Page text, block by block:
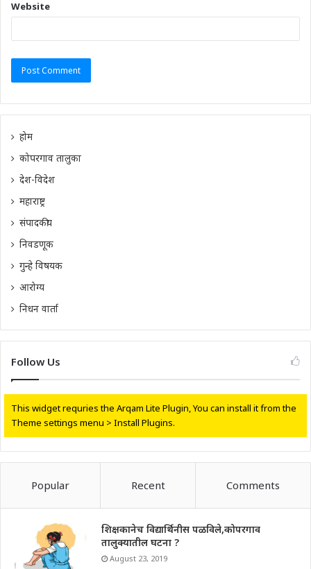
Website
होम
कोपरगाव तालुका
देश-विदेश
महाराष्ट्र
संपादकीय
निवडणूक
गुन्हे विषयक
आरोग्य
निधन वार्ता
Follow Us
This widget requries the Arqam Lite Plugin, You can install it from the
Theme settings menu > Install Plugins.
Popular Recent Comments
शिक्षकानेच विद्यार्थिनीस पळविले,कोपरगाव
तालुक्यातील घटना ?
August 23, 2019